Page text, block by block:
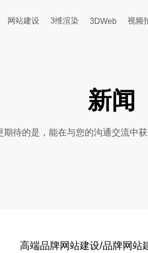
网站建设 3维渲染 3DWeb 视频
新闻
期待的是，能在与您的沟通交流中
高端品牌网站建设/品牌网站